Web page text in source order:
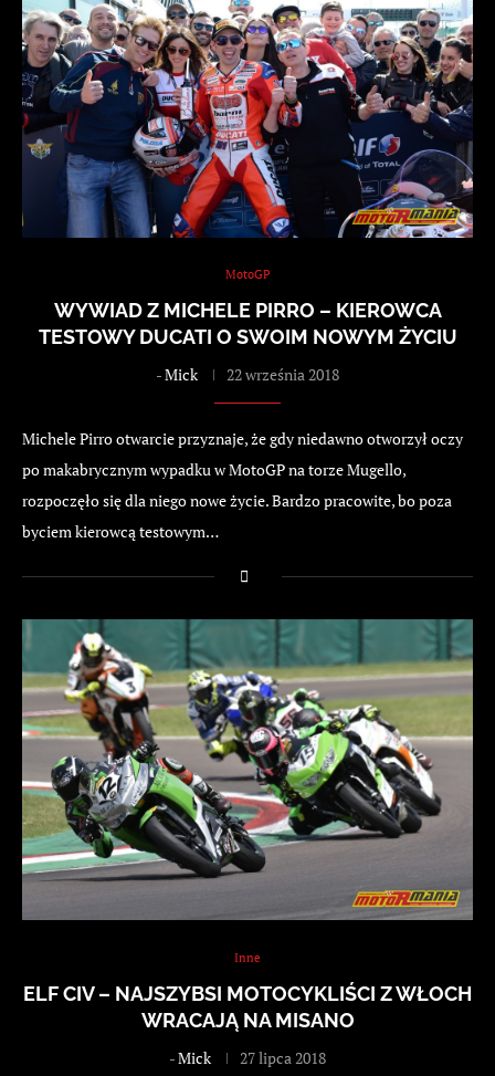
MotoGP
WYWIAD Z MICHELE PIRRO – KIEROWCA
TESTOWY DUCATI O SWOIM NOWYM ŻYCIU
-Mick 22 września 2018
Michele Pirro otwarcie przyznaje, że gdy niedawno otworzył oczy
po makabrycznym wypadku w MotoGP na torze Mugello,
rozpoczęło się dla niego nowe życie. Bardzo pracowite, bo poza
byciem kierowcą testowym…
Inne
ELF CIV – NAJSZYBSI MOTOCYKLIŚCI Z WŁOCH
WRACAJĄ NA MISANO
-Mick 27 lipca 2018